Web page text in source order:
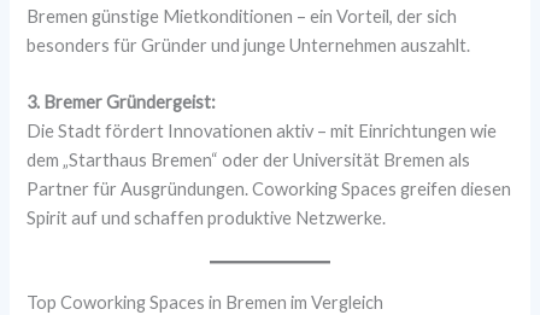
Bremen günstige Mietkonditionen – ein Vorteil, der sich
besonders für Gründer und junge Unternehmen auszahlt.
3. Bremer Gründergeist:
Die Stadt fördert Innovationen aktiv – mit Einrichtungen wie
dem „Starthaus Bremen“ oder der Universität Bremen als
Partner für Ausgründungen. Coworking Spaces greifen diesen
Spirit auf und schaffen produktive Netzwerke.
Top Coworking Spaces in Bremen im Vergleich